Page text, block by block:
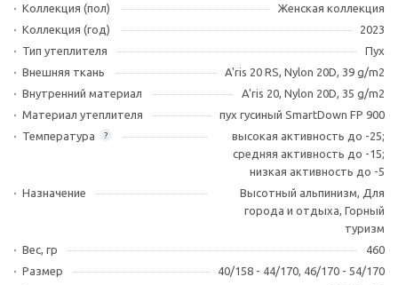
Коллекция (пол)
Женская коллекция
Коллекция (год)
2023
Тип утеплителя
Пух
Внешняя ткань
A'ris 20 RS, Nylon 20D, 39 g/m2
Внутренний материал
A'ris 20, Nylon 20D, 35 g/m2
Материал утеплителя
пух гусиный SmartDown FP 900
?
Температура
высокая активность до -25;
средняя активность до -15;
низкая активность до -5
Назначение
Высотный альпинизм, Для
города и отдыха, Горный
туризм
Вес, гр
460
Размер
40/158 - 44/170, 46/170 - 54/170